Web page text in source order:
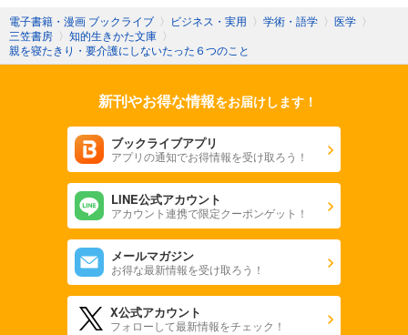
電子書籍・漫画 ブックライブ 〉 ビジネス・実用 〉 学術・語学 〉 医学 〉
三笠書房 〉 知的生きかた文庫 〉
親を寝たきり・要介護にしないたった６つのこと
新刊やお得な情報をお届けします！
ブックライブアプリ
アプリの通知でお得情報を受け取ろう！
LINE公式アカウント
アカウント連携で限定クーポンゲット！
メールマガジン
お得な最新情報を受け取ろう！
X公式アカウント
フォローして最新情報をチェック！